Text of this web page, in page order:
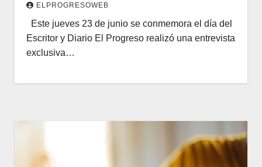
ELPROGRESOWEB
Este jueves 23 de junio se conmemora el día del
Escritor y Diario El Progreso realizó una entrevista
exclusiva…